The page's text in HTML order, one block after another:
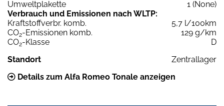
Umweltplakette
1 (None)
Verbrauch und Emissionen nach WLTP:
Kraftstoffverbr. komb.
5,7 l/100km
CO2-Emissionen komb.
129 g/km
CO2-Klasse
D
Standort
Zentrallager
Details zum Alfa Romeo Tonale anzeigen